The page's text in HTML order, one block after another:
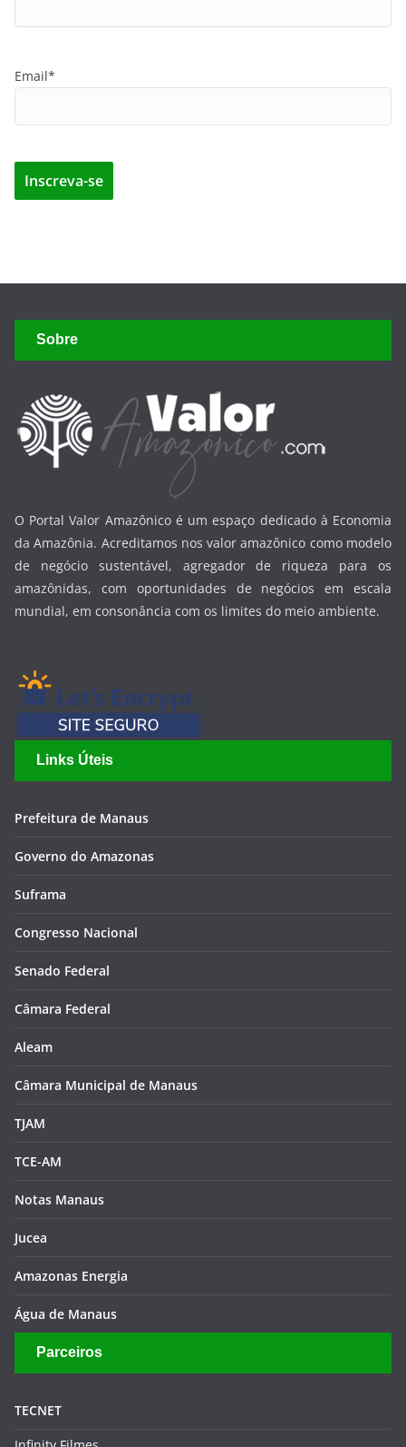
Email*
Sobre
O Portal Valor Amazônico é um espaço dedicado à Economia
da Amazônia. Acreditamos nos valor amazônico como modelo
de negócio sustentável, agregador de riqueza para os
amazônidas, com oportunidades de negócios em escala
mundial, em consonância com os limites do meio ambiente.
Links Úteis
Prefeitura de Manaus
Governo do Amazonas
Suframa
Congresso Nacional
Senado Federal
Câmara Federal
Aleam
Câmara Municipal de Manaus
TJAM
TCE-AM
Notas Manaus
Jucea
Amazonas Energia
Água de Manaus
Parceiros
TECNET